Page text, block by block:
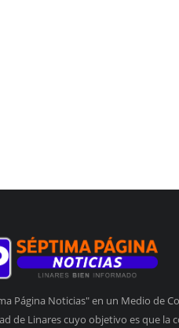
Página Noticias" en un Medio de
de Linares cuyo objetivo es que la